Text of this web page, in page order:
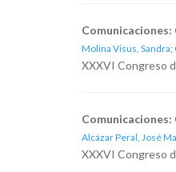
Comunicaciones:
Molina Visus, Sandra;
XXXVI Congreso
Comunicaciones:
Alcázar Peral, José
XXXVI Congreso